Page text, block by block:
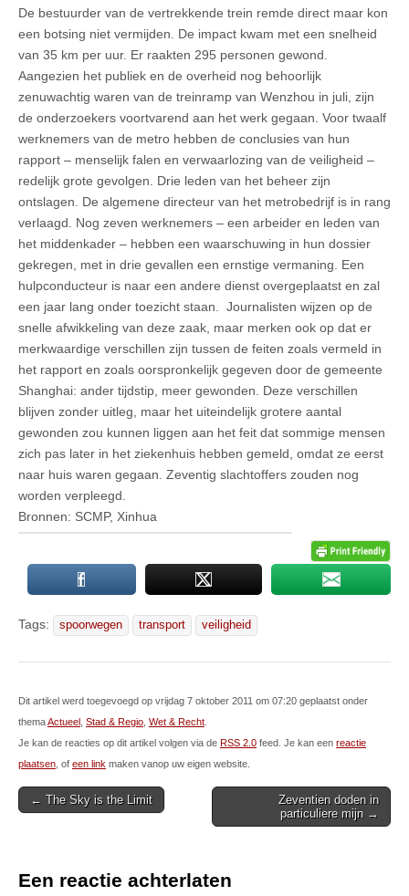
De bestuurder van de vertrekkende trein remde direct maar kon
een botsing niet vermijden. De impact kwam met een snelheid
van 35 km per uur. Er raakten 295 personen gewond.
Aangezien het publiek en de overheid nog behoorlijk
zenuwachtig waren van de treinramp van Wenzhou in juli, zijn
de onderzoekers voortvarend aan het werk gegaan. Voor twaalf
werknemers van de metro hebben de conclusies van hun
rapport – menselijk falen en verwaarlozing van de veiligheid –
redelijk grote gevolgen. Drie leden van het beheer zijn
ontslagen. De algemene directeur van het metrobedrijf is in rang
verlaagd. Nog zeven werknemers – een arbeider en leden van
het middenkader – hebben een waarschuwing in hun dossier
gekregen, met in drie gevallen een ernstige vermaning. Een
hulpconducteur is naar een andere dienst overgeplaatst en zal
een jaar lang onder toezicht staan. Journalisten wijzen op de
snelle afwikkeling van deze zaak, maar merken ook op dat er
merkwaardige verschillen zijn tussen de feiten zoals vermeld in
het rapport en zoals oorspronkelijk gegeven door de gemeente
Shanghai: ander tijdstip, meer gewonden. Deze verschillen
blijven zonder uitleg, maar het uiteindelijk grotere aantal
gewonden zou kunnen liggen aan het feit dat sommige mensen
zich pas later in het ziekenhuis hebben gemeld, omdat ze eerst
naar huis waren gegaan. Zeventig slachtoffers zouden nog
worden verpleegd.
Bronnen: SCMP, Xinhua
Tags: spoorwegen transport veiligheid
Dit artikel werd toegevoegd op vrijdag 7 oktober 2011 om 07:20 geplaatst onder
themaActueel Stad & Regio Wet & Recht
Je kan de reacties op dit artikel volgen via de RSS 2.0 feed. Je kan een reactie
plaatsen , of een link maken vanop uw eigen website.
Post
← The Sky is the Limit
Zeventien doden in
particuliere mijn →
Een reactie achterlaten